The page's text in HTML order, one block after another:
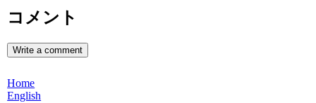
コメント
Write a comment
Home
English